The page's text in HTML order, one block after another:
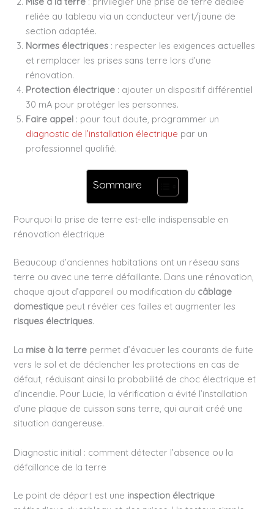
reliée au tableau via un conducteur vert/jaune de
section adaptée.
Normes électriques : respecter les exigences actuelles
et remplacer les prises sans terre lors d’une
rénovation.
Protection électrique : ajouter un dispositif différentiel
30 mA pour protéger les personnes.
Faire appel : pour tout doute, programmer un
diagnostic de l’installation électrique par un
professionnel qualifié.
Sommaire
Pourquoi la prise de terre est-elle indispensable en
rénovation électrique
Beaucoup d’anciennes habitations ont un réseau sans
terre ou avec une terre défaillante. Dans une rénovation,
chaque ajout d’appareil ou modification du câblage
domestique peut révéler ces failles et augmenter les
risques électriques.
La mise à la terre permet d’évacuer les courants de fuite
vers le sol et de déclencher les protections en cas de
défaut, réduisant ainsi la probabilité de choc électrique et
d’incendie. Pour Lucie, la vérification a évité l’installation
d’une plaque de cuisson sans terre, qui aurait créé une
situation dangereuse.
Diagnostic initial : comment détecter l’absence ou la
défaillance de la terre
Le point de départ est une inspection électrique